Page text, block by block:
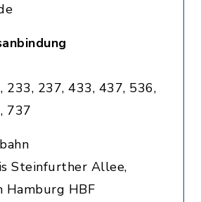
233, 237, 433, 437, 536,
737
Steinfurther Allee,
Hamburg HBF